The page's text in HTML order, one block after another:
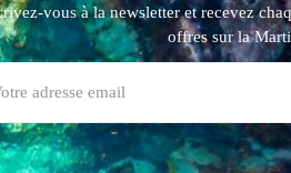
vous à la newsletter et recevez
offres sur la